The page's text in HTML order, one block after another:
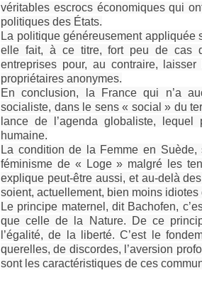
véritables escrocs économiques qui
politiques des États.
La politique généreusement appliquée
elle fait, à ce titre, fort peu de cas
entreprises pour, au contraire,
propriétaires anonymes.
En conclusion, la France qui n’a
socialiste, dans le sens « social » du
lance de l’agenda globaliste,
humaine.
La condition de la Femme en
féminisme de « Loge » malgré les
explique peut-être aussi, et au-delà
soient, actuellement, bien moins idiotes
Le principe maternel, dit Bachofen,
que celle de la Nature. De ce
l’égalité, de la liberté. C’est le
querelles, de discordes, l’aversion
sont les caractéristiques de ces